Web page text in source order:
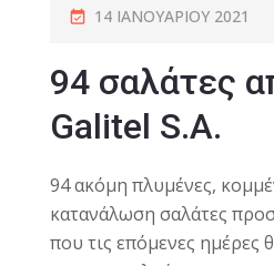
14 ΙΑΝΟΥΑΡΊΟΥ 2021
94 σαλάτες
Galitel S.A.
94 ακόμη πλυμένες,
κατανάλωση σαλάτες
που τις επόμενες ημέρες